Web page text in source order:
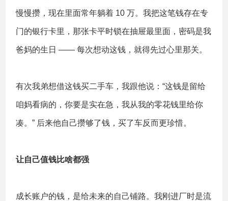
慢慢攒，现在里面常年躺着 10 万。我把这笔钱存在专
门的银行卡里，那张卡平时锁在抽屉最里面，密码是我
爸妈的生日 —— 每次想动这钱，就得先过心里那关。
有次我弟想借这钱买二手车，我跟他说：“这钱是留给
咱妈看病的，你要是实在急，我从我的零花钱里给你
凑。” 后来他自己攒够了钱，买了车反而更珍惜。
让自己值钱比啥都强
成长账户的钱，是给未来的自己铺路。我刚进厂时是流